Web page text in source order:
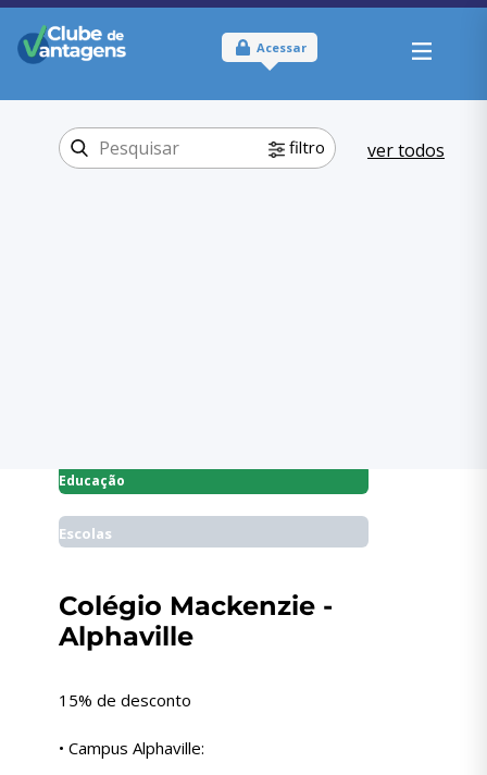
Acessar
filtro ver todos
Educação
Escolas
Colégio Mackenzie -
Alphaville
15% de desconto
• Campus Alphaville: